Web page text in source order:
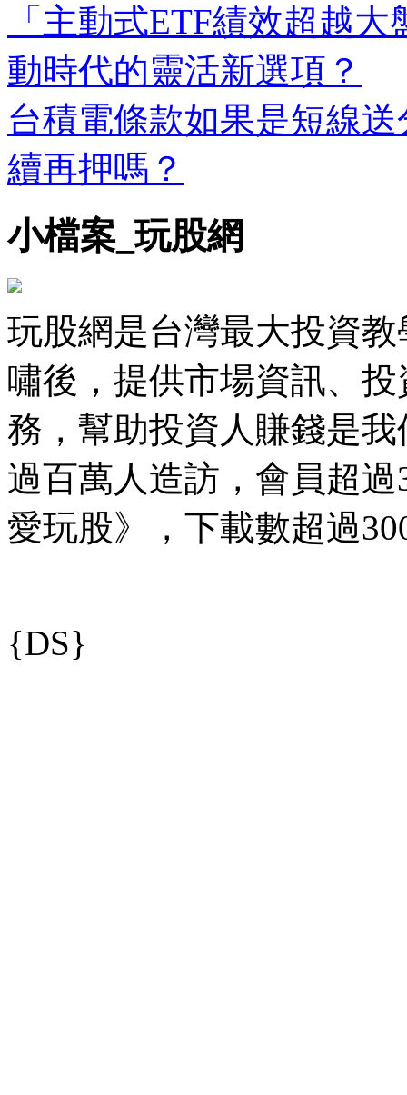
「主動式ETF績效超越
動時代的靈活新選項？
台積電條款如果是短線
續再押嗎？
小檔案_玩股網
玩股網是台灣最大投資
嘯後，提供市場資訊、
務，幫助投資人賺錢是
過百萬人造訪，會員超過
愛玩股》，下載數超過
{DS}